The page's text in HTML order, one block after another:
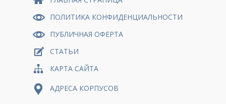
ПОЛИТИКА КОНФИДЕНЦИАЛЬНОСТИ
ПУБЛИЧНАЯ ОФЕРТА
СТАТЬИ
КАРТА САЙТА
АДРЕСА КОРПУСОВ